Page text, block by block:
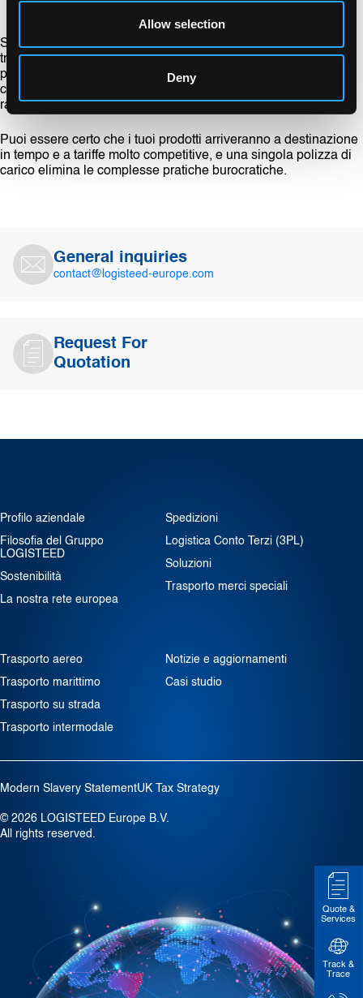
Allow selection
Deny
Se ritieni che i tempi di transito deltrasporto marittimosiano
troppo lunghi e quelli deltrasporto aereotroppo costosi,
perché non prendere in considerazione il Sea-Air? Poiché
combina i vantaggi di entrambe le modalità di trasporto, può
rappresentare un’alternativa interessante.
Puoi essere certo che i tuoi prodotti arriveranno a destinazione
in tempo e a tariffe molto competitive, e una singola polizza di
carico elimina le complesse pratiche burocratiche.
General inquiries
contact@logisteed-europe.com
Request For
Quotation
Profilo aziendale
Filosofia del Gruppo
LOGISTEED
Sostenibilità
La nostra rete europea
Spedizioni
Logistica Conto Terzi (3PL)
Soluzioni
Trasporto merci speciali
Trasporto aereo
Trasporto marittimo
Trasporto su strada
Trasporto intermodale
Notizie e aggiornamenti
Casi studio
© 2026 LOGISTEED Europe B.V.
All rights reserved.
Modern Slavery StatementUK Tax Strategy
Quote &
Services
Track &
Trace